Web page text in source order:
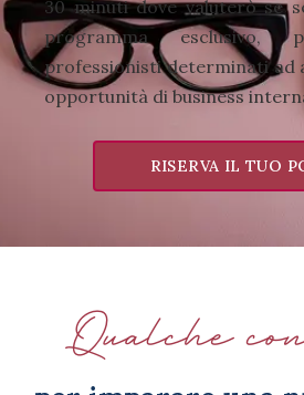
30 minuti dove valuterò se
programma esclusivo,
professionisti determinati ad
opportunità di business
RISERVA IL TUO
Qualche